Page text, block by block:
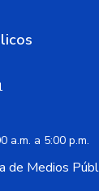
a.m. a 5:00 p.m.
de Medios